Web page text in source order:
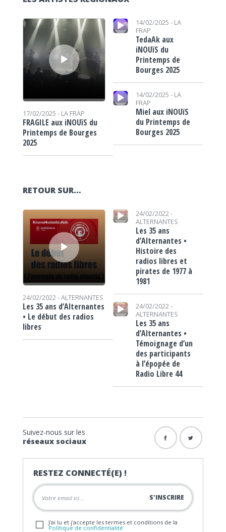
Lecteur audio
17/02/2025 - LA FRAP
FRAGILE aux iNOUïS du
Printemps de Bourges
2025
Lecteur audio 14/02/2025 - LA
FRAP
TedaAk aux
iNOUïS du
Printemps de
Bourges 2025
Lecteur audio
14/02/2025 - LA
FRAP
Miel aux iNOUïS
du Printemps de
Bourges 2025
RETOUR SUR…
Lecteur audio
24/02/2022 -ALTERNANTES
Les 35 ans d’Alternantes
• Le début des radios
libres
Lecteur audio
24/02/2022 -
ALTERNANTES
Les 35 ans
d’Alternantes •
Histoire des
radios libres et
pirates de 1977 à
1981
Lecteur audio
24/02/2022 -
ALTERNANTES
Les 35 ans
d’Alternantes •
Témoignage d’un
des participants
à l’épopée de
Radio Libre 44
Suivez-nous sur les
réseaux sociaux
RESTEZ CONNECTÉ(E) !
J'ai lu et j'accepte les termes et conditions de la
Politique de confidentialité